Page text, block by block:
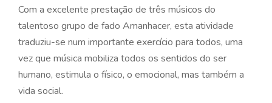
Com a excelente prestação de três músicos do
talentoso grupo de fado Amanhacer, esta atividade
traduziu-se num importante exercício para todos, uma
vez que música mobiliza todos os sentidos do ser
humano, estimula o físico, o emocional, mas também a
vida social.